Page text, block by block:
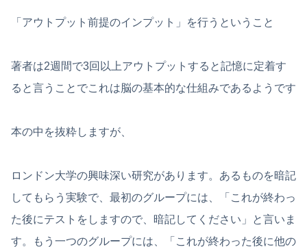
「アウトプット前提のインプット」を行うということ
著者は2週間で3回以上アウトプットすると記憶に定着す
ると言うことでこれは脳の基本的な仕組みであるようです
本の中を抜粋しますが、
ロンドン大学の興味深い研究があります。あるものを暗記
してもらう実験で、最初のグループには、「これが終わっ
た後にテストをしますので、暗記してください」と言いま
す。もう一つのグループには、「これが終わった後に他の